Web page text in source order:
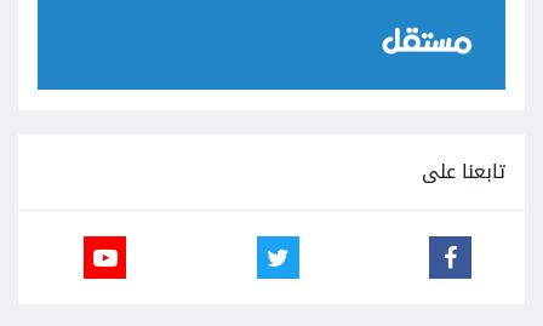
تابعنا على